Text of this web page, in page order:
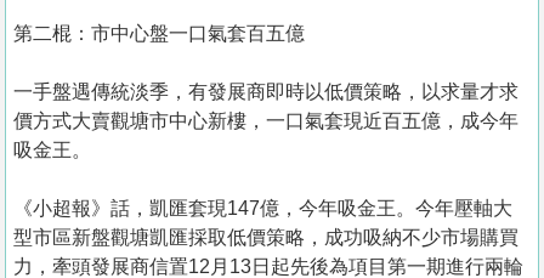
第二棍：市中心盤一口氣套百五億
一手盤遇傳統淡季，有發展商即時以低價策略，以求量才求
價方式大賣觀塘市中心新樓，一口氣套現近百五億，成今年
吸金王。
《小超報》話，凱匯套現147億，今年吸金王。今年壓軸大
型市區新盤觀塘凱匯採取低價策略，成功吸納不少市場購買
力，牽頭發展商信置12月13日起先後為項目第一期進行兩輪